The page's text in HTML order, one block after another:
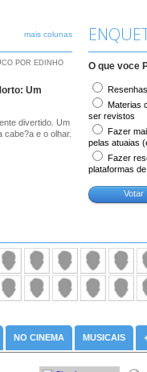
mais colunas
POR EDINHO
Um
divertido. Um
cabe?a e o olhar.
O que voce
Materias
ser revistos
Fazer
pelas atuaias
Fazer
plataformas
Votar
NO CINEMA MUSICAIS